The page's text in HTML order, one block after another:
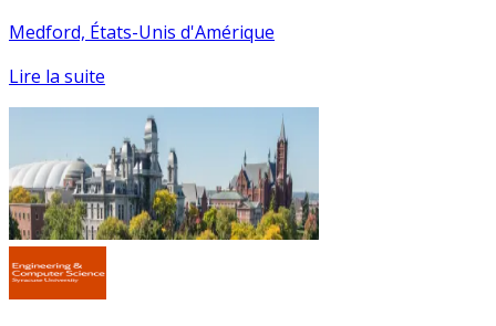
Medford, États-Unis d'Amérique
Lire la suite